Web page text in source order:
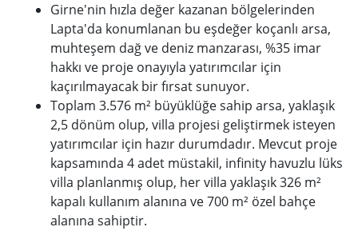
Girne'nin hızla değer kazanan bölgelerinden
Lapta'da konumlanan bu eşdeğer koçanlı arsa,
muhteşem dağ ve deniz manzarası, %35 imar
hakkı ve proje onayıyla yatırımcılar için
kaçırılmayacak bir fırsat sunuyor.
Toplam 3.576 m² büyüklüğe sahip arsa, yaklaşık
2,5 dönüm olup, villa projesi geliştirmek isteyen
yatırımcılar için hazır durumdadır. Mevcut proje
kapsamında 4 adet müstakil, infinity havuzlu lüks
villa planlanmış olup, her villa yaklaşık 326 m²
kapalı kullanım alanına ve 700 m² özel bahçe
alanına sahiptir.